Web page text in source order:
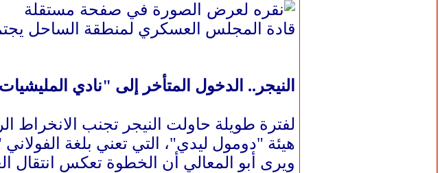
قادة المجلس العسكري لمنطقة الساحل
النيجر.. الدخول المتأخر إلى "نادي
هيئة "دومول ليدي"، التي تعني بلغة
ويرى أبو المعالي أن الخطوة تعكس انتقال